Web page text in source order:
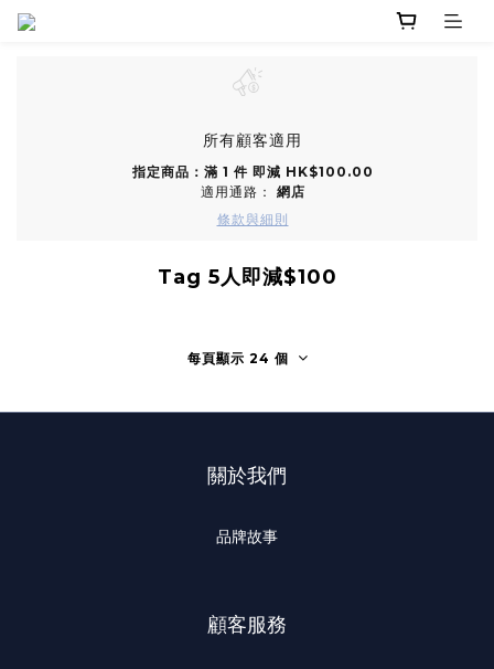
所有顧客適用
指定商品：滿 1 件 即減 HK$100.00
適用通路： 網店
條款與細則
Tag 5人即減$100
每頁顯示 24 個
關於我們
品牌故事
顧客服務